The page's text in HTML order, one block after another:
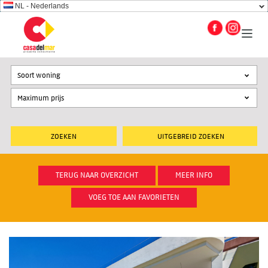
NL - Nederlands
UITGEBREID ZOEKEN
Soort woning
TERUG NAAR OVERZICHT MEER INFO
VOEG TOE AAN FAVORIETEN